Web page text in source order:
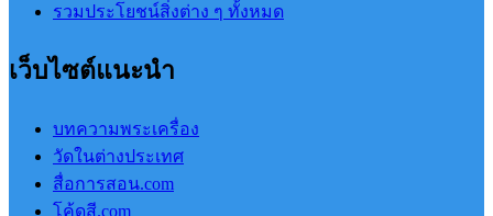
รวมประโยชน์สิ่งต่าง ๆ ทั้งหมด
เว็บไซต์แนะนำ
บทความพระเครื่อง
วัดในต่างประเทศ
สื่อการสอน.com
โค้ดสี.com